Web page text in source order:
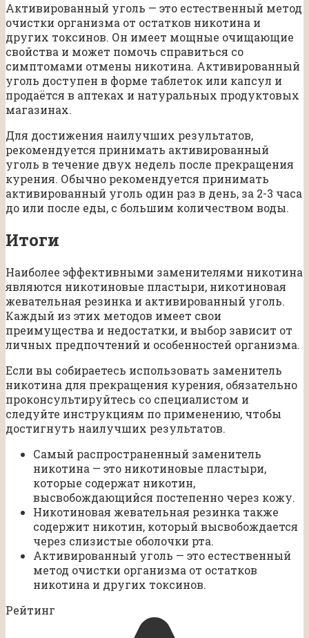
Активированный уголь — это естественный метод
очистки организма от остатков никотина и
других токсинов. Он имеет мощные очищающие
свойства и может помочь справиться со
симптомами отмены никотина. Активированный
уголь доступен в форме таблеток или капсул и
продаётся в аптеках и натуральных продуктовых
магазинах.
Для достижения наилучших результатов,
рекомендуется принимать активированный
уголь в течение двух недель после прекращения
курения. Обычно рекомендуется принимать
активированный уголь один раз в день, за 2-3 часа
до или после еды, с большим количеством воды.
Итоги
Наиболее эффективными заменителями никотина
являются никотиновые пластыри, никотиновая
жевательная резинка и активированный уголь.
Каждый из этих методов имеет свои
преимущества и недостатки, и выбор зависит от
личных предпочтений и особенностей организма.
Если вы собираетесь использовать заменитель
никотина для прекращения курения, обязательно
проконсультируйтесь со специалистом и
следуйте инструкциям по применению, чтобы
достигнуть наилучших результатов.
Самый распространенный заменитель
никотина — это никотиновые пластыри,
которые содержат никотин,
высвобождающийся постепенно через кожу.
Никотиновая жевательная резинка также
содержит никотин, который высвобождается
через слизистые оболочки рта.
Активированный уголь — это естественный
метод очистки организма от остатков
никотина и других токсинов.
Рейтинг